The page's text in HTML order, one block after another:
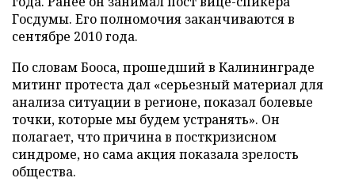
Госдумы. Его полномочия заканчиваются в
сентябре 2010 года.
По словам Бооса, прошедший в Калининграде
митинг протеста дал «серьезный материал для
анализа ситуации в регионе, показал болевые
точки, которые мы будем устранять». Он
полагает, что причина в посткризисном
синдроме, но сама акция показала зрелость
общества.